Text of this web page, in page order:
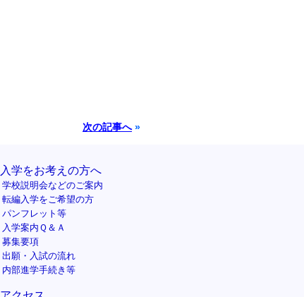
次の記事へ»
入学をお考えの方へ
学校説明会などのご案内
転編入学をご希望の方
パンフレット等
入学案内Ｑ＆Ａ
募集要項
出願・入試の流れ
内部進学手続き等